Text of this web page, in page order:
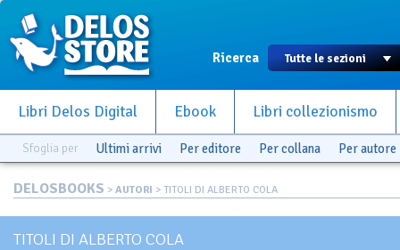
Ricerca
Libri Delos Digital Ebook Libri collezionismo
Sfoglia per Ultimi arrivi Per editore Per collana Per autore
DELOSBOOKS > AUTORI > TITOLI DI ALBERTO COLA
TITOLI DI ALBERTO COLA